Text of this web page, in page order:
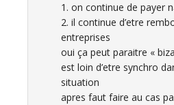
1. on continue de payer
2. il continue d’etre
entreprises
oui ça peut paraitre «
est loin d’etre synchro
situation
apres faut faire au cas